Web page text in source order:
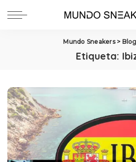
Mundo Sneakers> Blog
Etiqueta: